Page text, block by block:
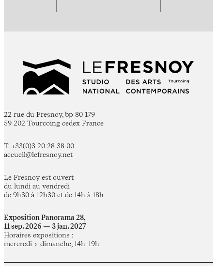
22 rue du Fresnoy, bp 80 179
59 202 Tourcoing cedex France
T. +33(0)3 20 28 38 00
accueil@lefresnoy.net
Le Fresnoy est ouvert
du lundi au vendredi
de 9h30 à 12h30 et de 14h à 18h
Exposition Panorama 28,
11 sep. 2026 — 3 jan. 2027
Horaires expositions :
mercredi > dimanche, 14h-19h